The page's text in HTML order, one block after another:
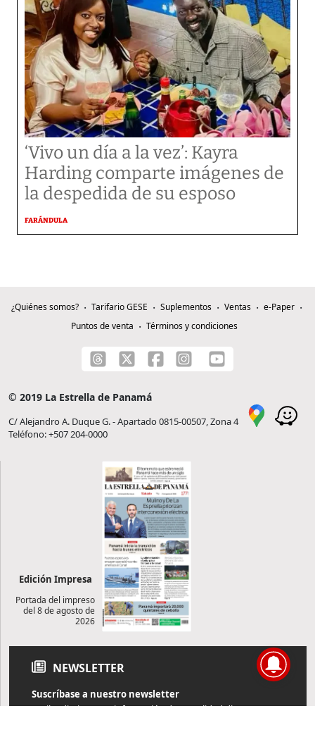
‘Vivo un día a la vez’: Kayra
Harding comparte imágenes de
la despedida de su esposo
FARÁNDULA
¿Quiénes somos? Tarifario GESE Suplementos Ventas
e-Paper
Puntos de venta
Términos y condiciones
© 2019 La Estrella de Panamá
C/ Alejandro A. Duque G. - Apartado 0815-00507, Zona 4
Teléfono: +507 204-0000
Edición Impresa
Portada del impreso
del 8 de agosto de
2026
NEWSLETTER
Suscríbase a nuestro newsletter
Reciba diariamente información de actualidad directamente en